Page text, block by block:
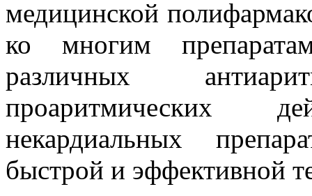
медицинской
ко многим
различных
проаритмических
некардиальных
быстрой и эффективной